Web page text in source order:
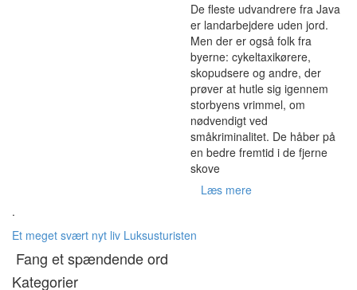
De fleste udvandrere fra Java
er landarbejdere uden jord.
Men der er også folk fra
byerne: cykeltaxikørere,
skopudsere og andre, der
prøver at hutle sig igennem
storbyens vrimmel, om
nødvendigt ved
småkriminalitet. De håber på
en bedre fremtid i de fjerne
skove
Læs mere
.
Et meget svært nyt liv Luksusturisten
Fang et spændende ord
Kategorier